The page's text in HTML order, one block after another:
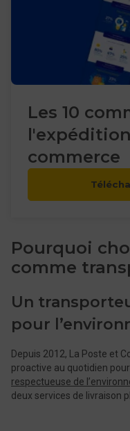
Les 10
commerce
Pourquoi
comme
Un
pour
Depuis 2012, La Poste et
proactive au quotidien
respectueuse de
deux services de livraison